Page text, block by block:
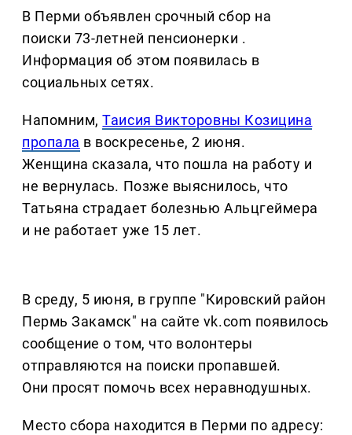
В Перми объявлен срочный сбор на
поиски 73-летней пенсионерки .
Информация об этом появилась в
социальных сетях.
Напомним,Таисия Викторовны Козицина
пропала в воскресенье, 2 июня.
Женщина сказала, что пошла на работу и
не вернулась. Позже выяснилось, что
Татьяна страдает болезнью Альцгеймера
и не работает уже 15 лет.
В среду, 5 июня, в группе "Кировский район
Пермь Закамск" на сайте vk.com появилось
сообщение о том, что волонтеры
отправляются на поиски пропавшей.
Они просят помочь всех неравнодушных.
Место сбора находится в Перми по адресу: